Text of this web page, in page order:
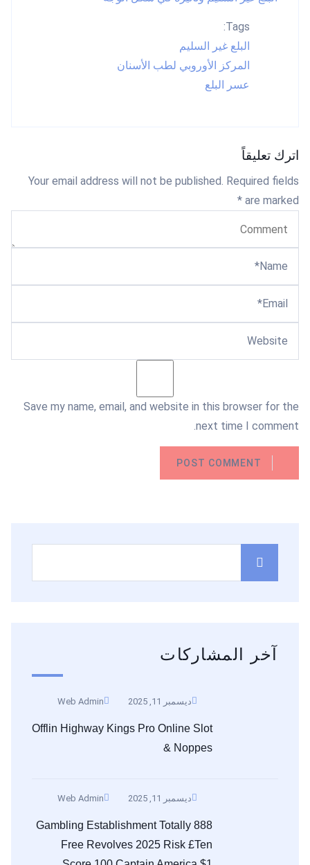
Tags:
البلع غير السليم
المركز الأوروبي لطب الأسنان
عسر البلع
اترك تعليقاً
Your email address will not be published. Required fields
are marked *
Save my name, email, and website in this browser for the
next time I comment.
POST COMMENT
آخر المشاركات
ديسمبر 11, 2025 Web Admin
Offlin Highway Kings Pro Online Slot
& Noppes
ديسمبر 11, 2025 Web Admin
888 Gambling Establishment Totally
Free Revolves 2025 Risk £ten